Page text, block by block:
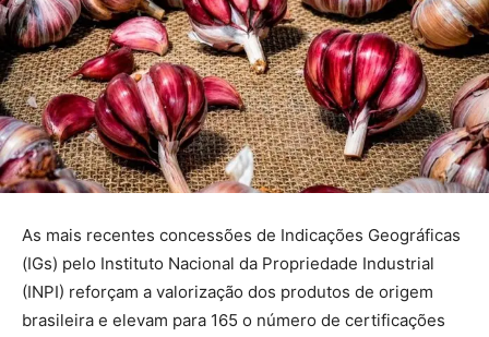
As mais recentes concessões de Indicações Geográficas
(IGs) pelo Instituto Nacional da Propriedade Industrial
(INPI) reforçam a valorização dos produtos de origem
brasileira e elevam para 165 o número de certificações